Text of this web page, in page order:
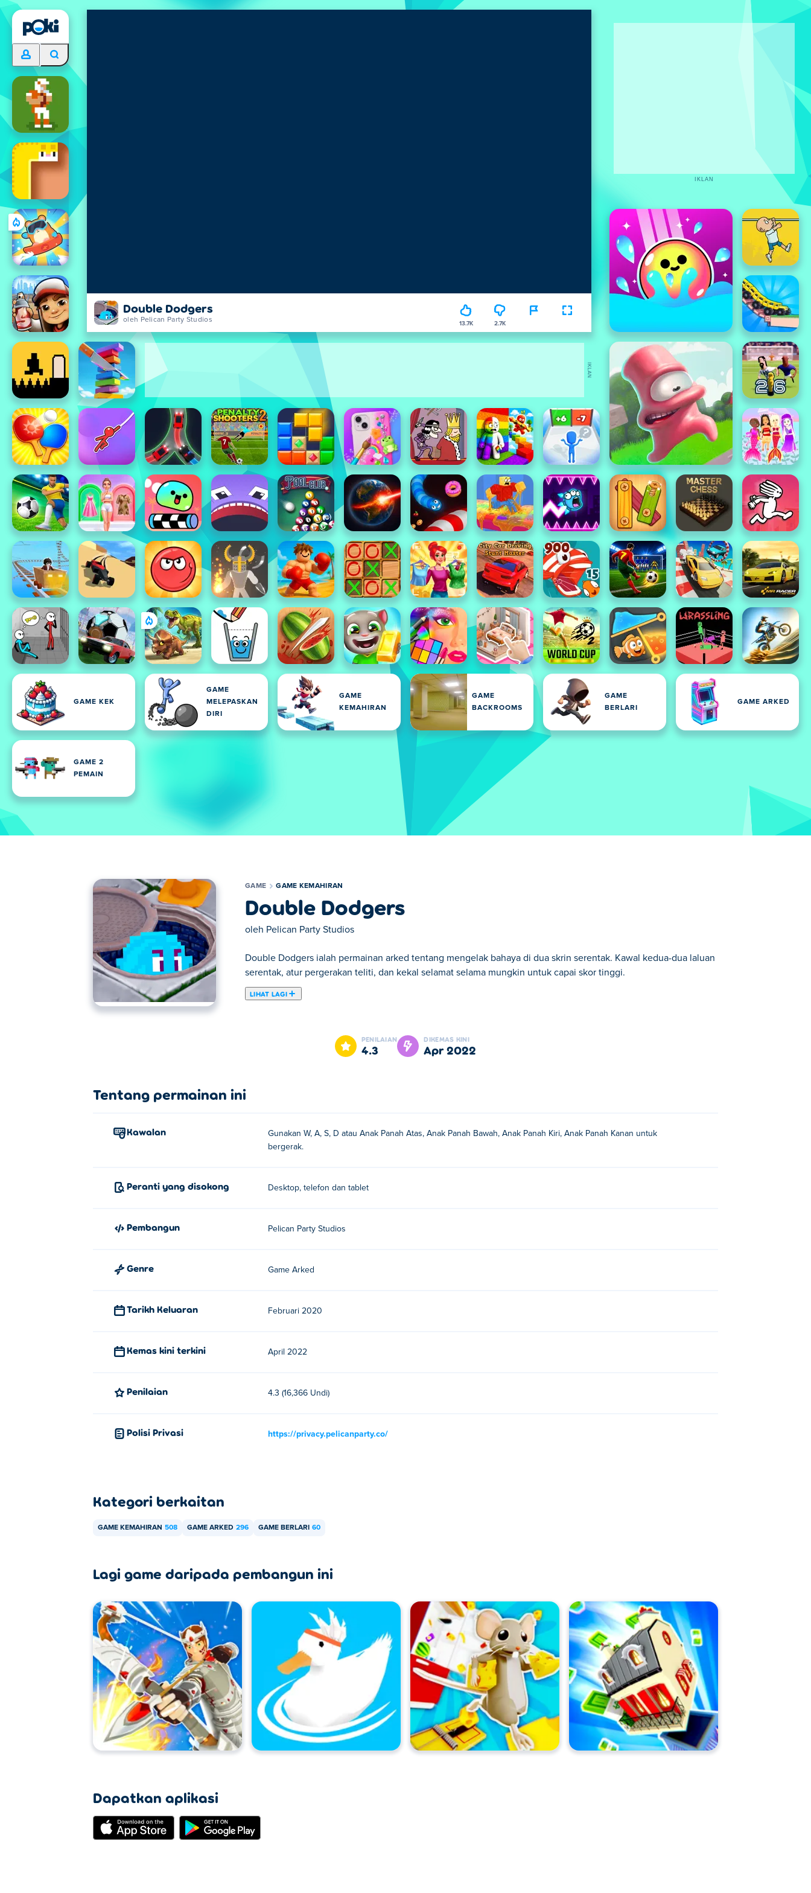
Double Dodgers
oleh Pelican Party Studios 13.7K 2.7K
GAME KEK
GAME
MELEPASKAN
DIRI
GAME
KEMAHIRAN
GAME
BACKROOMS
GAME
BERLARI
GAME ARKED
GAME 2
PEMAIN
IKLAN
IKLAN
GAME GAME KEMAHIRAN
Double Dodgers
oleh Pelican Party Studios
Double Dodgers ialah permainan arked tentang mengelak bahaya di dua skrin serentak. Kawal kedua-dua laluan
serentak, atur pergerakan teliti, dan kekal selamat selama mungkin untuk capai skor tinggi.
LIHAT LAGI
Di sini anda boleh bermain Double Dodgers. Double Dodgers adalah salah satu daripada Game Kemahiran pilihan kami.
PENILAIAN
4.3
DIKEMAS KINI
Apr 2022
Tentang permainan ini
Kawalan
Gunakan W, A, S, D atau Anak Panah Atas, Anak Panah Bawah, Anak Panah Kiri, Anak Panah Kanan untuk
bergerak.
Peranti yang disokong Desktop, telefon dan tablet
Pembangun Pelican Party Studios
Genre Game Arked
Tarikh Keluaran Februari 2020
Kemas kini terkini April 2022
Penilaian 4.3 (16,366 Undi)
Polisi Privasi https://privacy.pelicanparty.co/
Kategori berkaitan
GAME KEMAHIRAN 508 GAME ARKED 296 GAME BERLARI 60
Lagi game daripada pembangun ini
Dapatkan aplikasi